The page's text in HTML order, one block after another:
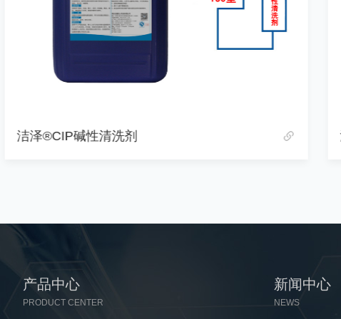
洁泽®CIP碱性清洗剂
产品中心
PRODUCT CENTER
新闻中心
NEWS